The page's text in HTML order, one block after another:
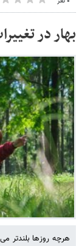
بهار در
هرچه روزها بلندتر